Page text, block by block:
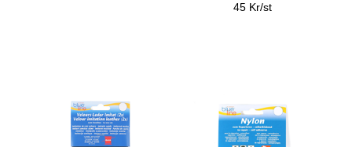
45 Kr/st